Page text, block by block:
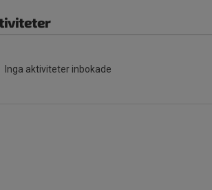
Inga aktiviteter inbokade